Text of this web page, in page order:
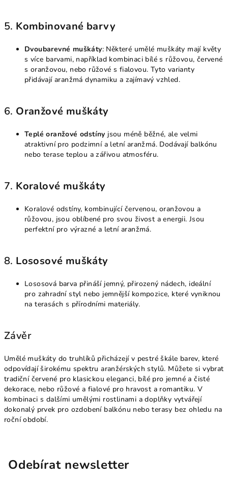
5. Kombinované barvy
Dvoubarevné muškáty: Některé umělé muškáty mají květy
s více barvami, například kombinaci bílé s růžovou, červené
s oranžovou, nebo růžové s fialovou. Tyto varianty
přidávají aranžmá dynamiku a zajímavý vzhled.
6. Oranžové muškáty
Teplé oranžové odstíny jsou méně běžné, ale velmi
atraktivní pro podzimní a letní aranžmá. Dodávají balkónu
nebo terase teplou a zářivou atmosféru.
7. Koralové muškáty
Koralové odstíny, kombinující červenou, oranžovou a
růžovou, jsou oblíbené pro svou živost a energii. Jsou
perfektní pro výrazné a letní aranžmá.
8. Lososové muškáty
Lososová barva přináší jemný, přirozený nádech, ideální
pro zahradní styl nebo jemnější kompozice, které vyniknou
na terasách s přírodními materiály.
Závěr
Umělé muškáty do truhlíků přicházejí v pestré škále barev, které
odpovídají širokému spektru aranžérských stylů. Můžete si vybrat
tradiční červené pro klasickou eleganci, bílé pro jemné a čisté
dekorace, nebo růžové a fialové pro hravost a romantiku. V
kombinaci s dalšími umělými rostlinami a doplňky vytvářejí
dokonalý prvek pro ozdobení balkónu nebo terasy bez ohledu na
roční období.
Odebírat newsletter